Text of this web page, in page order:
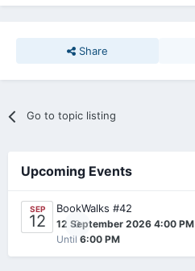
Share
Go to topic listing
Upcoming Events
SEP
12 0
BookWalks #42
12 September 2026 4:00 PM
Until 6:00 PM